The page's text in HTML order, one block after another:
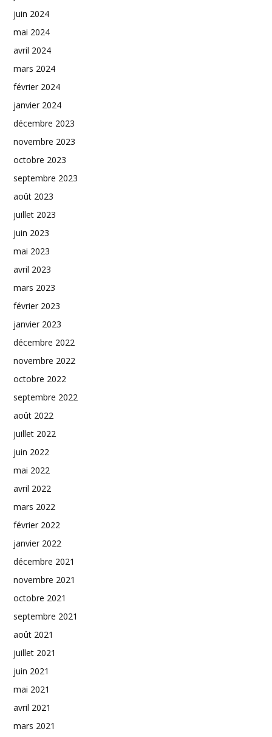
juin 2024
mai 2024
avril 2024
mars 2024
février 2024
janvier 2024
décembre 2023
novembre 2023
octobre 2023
septembre 2023
août 2023
juillet 2023
juin 2023
mai 2023
avril 2023
mars 2023
février 2023
janvier 2023
décembre 2022
novembre 2022
octobre 2022
septembre 2022
août 2022
juillet 2022
juin 2022
mai 2022
avril 2022
mars 2022
février 2022
janvier 2022
décembre 2021
novembre 2021
octobre 2021
septembre 2021
août 2021
juillet 2021
juin 2021
mai 2021
avril 2021
mars 2021